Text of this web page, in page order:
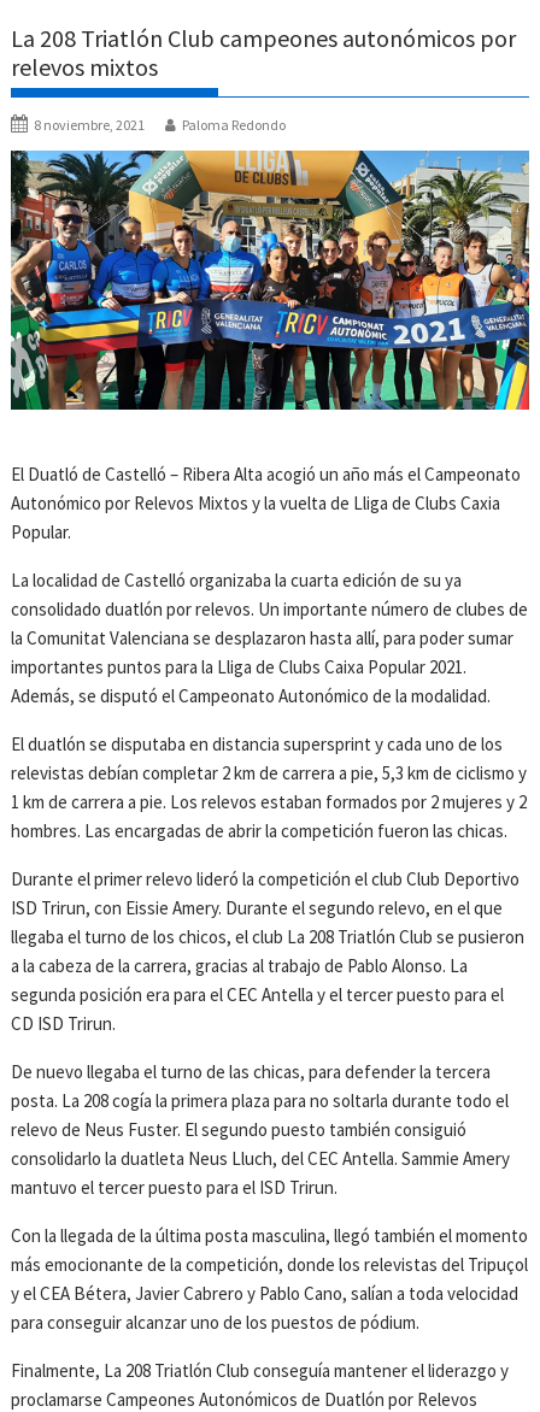
La 208 Triatlón Club campeones autonómicos por
relevos mixtos
8 noviembre, 2021 Paloma Redondo
El Duatló de Castelló – Ribera Alta acogió un año más el Campeonato
Autonómico por Relevos Mixtos y la vuelta de Lliga de Clubs Caxia
Popular.
La localidad de Castelló organizaba la cuarta edición de su ya
consolidado duatlón por relevos. Un importante número de clubes de
la Comunitat Valenciana se desplazaron hasta allí, para poder sumar
importantes puntos para la Lliga de Clubs Caixa Popular 2021.
Además, se disputó el Campeonato Autonómico de la modalidad.
El duatlón se disputaba en distancia supersprint y cada uno de los
relevistas debían completar 2 km de carrera a pie, 5,3 km de ciclismo y
1 km de carrera a pie. Los relevos estaban formados por 2 mujeres y 2
hombres. Las encargadas de abrir la competición fueron las chicas.
Durante el primer relevo lideró la competición el club Club Deportivo
ISD Trirun, con Eissie Amery. Durante el segundo relevo, en el que
llegaba el turno de los chicos, el club La 208 Triatlón Club se pusieron
a la cabeza de la carrera, gracias al trabajo de Pablo Alonso. La
segunda posición era para el CEC Antella y el tercer puesto para el
CD ISD Trirun.
De nuevo llegaba el turno de las chicas, para defender la tercera
posta. La 208 cogía la primera plaza para no soltarla durante todo el
relevo de Neus Fuster. El segundo puesto también consiguió
consolidarlo la duatleta Neus Lluch, del CEC Antella. Sammie Amery
mantuvo el tercer puesto para el ISD Trirun.
Con la llegada de la última posta masculina, llegó también el momento
más emocionante de la competición, donde los relevistas del Tripuçol
y el CEA Bétera, Javier Cabrero y Pablo Cano, salían a toda velocidad
para conseguir alcanzar uno de los puestos de pódium.
Finalmente, La 208 Triatlón Club conseguía mantener el liderazgo y
proclamarse Campeones Autonómicos de Duatlón por Relevos